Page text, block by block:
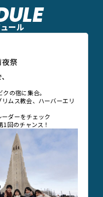
ール
祭
の宿に集合。
ムス教会、ハーバーエリ
ダーをチェック
回のチャンス！